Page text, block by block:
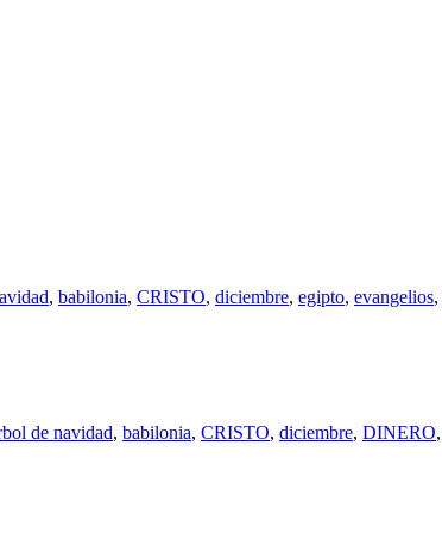
, babilonia, CRISTO, diciembre, egipto, evangelios,
de navidad, babilonia, CRISTO, diciembre, DINERO,